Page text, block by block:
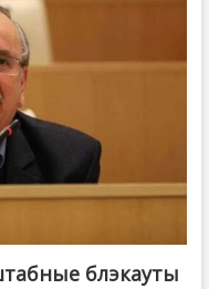
блэкауты